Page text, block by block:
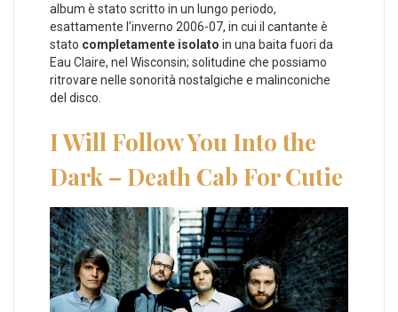
album è stato scritto in un lungo periodo,
esattamente l’inverno 2006-07, in cui il cantante è
stato completamente isolato in una baita fuori da
Eau Claire, nel Wisconsin; solitudine che possiamo
ritrovare nelle sonorità nostalgiche e malinconiche
del disco.
I Will Follow You Into the
Dark – Death Cab For Cutie